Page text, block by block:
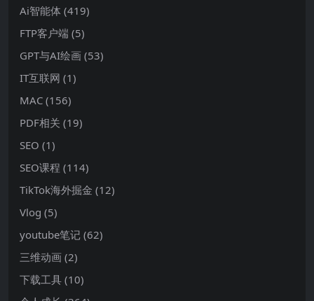
Ai智能体 (419)
FTP客户端 (5)
GPT与AI绘画 (53)
IT互联网 (1)
MAC (156)
PDF相关 (19)
SEO (1)
SEO课程 (114)
TikTok海外掘金 (12)
Vlog (5)
youtube笔记 (62)
三维动画 (2)
下载工具 (10)